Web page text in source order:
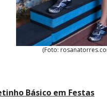
(Foto:
Básico em Festas